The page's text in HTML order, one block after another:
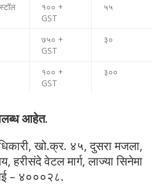
१०० +
GST
५५
७५० +
GST
३०
१०० +
GST
३००
आहेत.
खो.क्र. ४५, दुसरा मजला,
हरीसंदे वेटल मार्ग, लाज्या सिनेमा
– ४०००२८.